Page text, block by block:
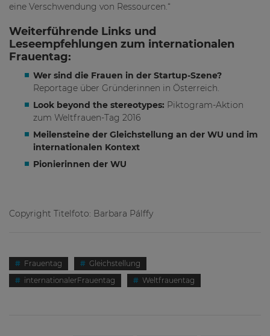
eine Verschwendung von Ressourcen.“
Weiterführende Links und
Leseempfehlungen zum internationalen
Frauentag:
Wer sind die Frauen in der Startup-Szene?
Reportage über Gründerinnen in Österreich.
Look beyond the stereotypes: Piktogram-Aktion
zum Weltfrauen-Tag 2016
Meilensteine der Gleichstellung an der WU und im
internationalen Kontext
Pionierinnen der WU
Copyright Titelfoto: Barbara Pálffy
Frauentag
Gleichstellung
internationalerFrauentag
Weltfrauentag